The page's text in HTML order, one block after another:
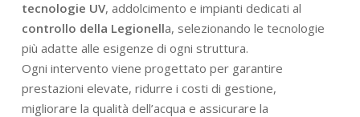
tecnologie UV, addolcimento e impianti dedicati al
controllo della Legionella, selezionando le tecnologie
più adatte alle esigenze di ogni struttura.
Ogni intervento viene progettato per garantire
prestazioni elevate, ridurre i costi di gestione,
migliorare la qualità dell’acqua e assicurare la